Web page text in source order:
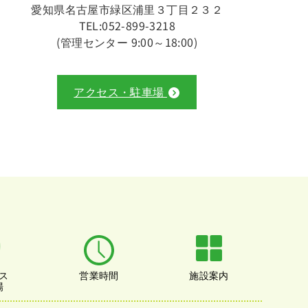
愛知県名古屋市緑区浦里３丁目２３２
TEL:052-899-3218
(管理センター 9:00～18:00)
アクセス・駐車場
営業時間 施設案内